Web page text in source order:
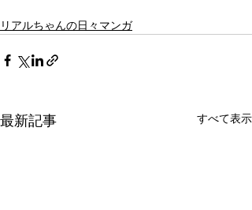
リアルちゃんの日々マンガ
最新記事 すべて表示